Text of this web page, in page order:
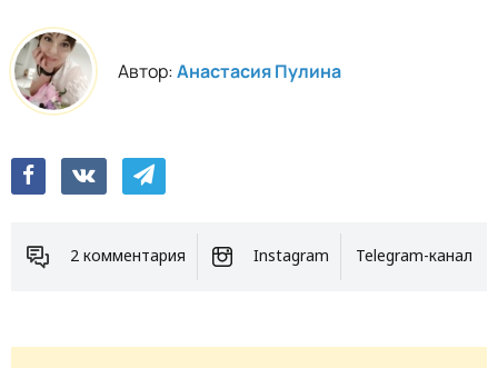
Автор:Анастасия Пулина
2 комментария Instagram Telegram-канал